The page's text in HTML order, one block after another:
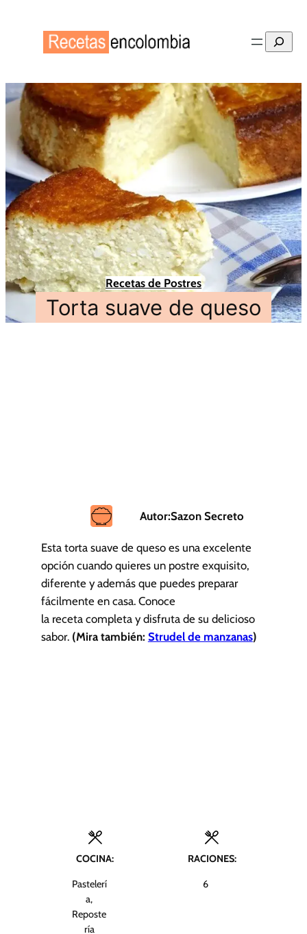
Buscar
Recetas de Postres
Torta suave de queso
Autor:Sazon Secreto
Esta torta suave de queso es una excelente
opción cuando quieres un postre exquisito,
diferente y además que puedes preparar
fácilmente en casa. Conoce
la receta completa y disfruta de su delicioso
sabor. (Mira también: Strudel de manzanas)
COCINA:
Pastelerí
a,
Reposte
ría
RACIONES:
6